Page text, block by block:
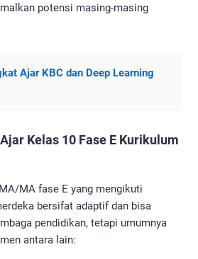
potensi masing-masing
Ajar KBC dan Deep Learning
Kelas 10 Fase E Kurikulum
MA fase E yang mengikuti
bersifat adaptif dan bisa
pendidikan, tetapi umumnya
antara lain: